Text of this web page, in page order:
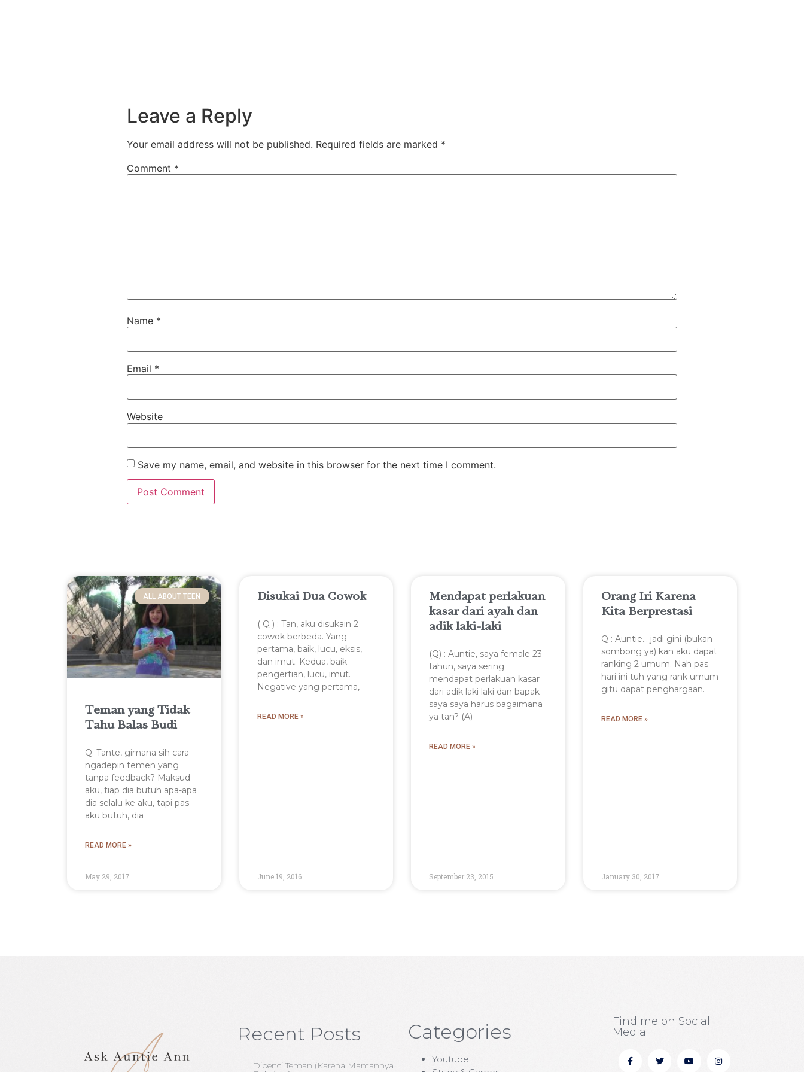
Leave a Reply
Your email address will not be published. Required fields are marked *
Comment *
Name *
Email *
Website
Save my name, email, and website in this browser for the next time I comment.
ALL ABOUT TEEN
Teman yang Tidak
Tahu Balas Budi
Q: Tante, gimana sih cara
ngadepin temen yang
tanpa feedback? Maksud
aku, tiap dia butuh apa-apa
dia selalu ke aku, tapi pas
aku butuh, dia
READ MORE »
May 29, 2017
Disukai Dua Cowok
( Q ) : Tan, aku disukain 2
cowok berbeda. Yang
pertama, baik, lucu, eksis,
dan imut. Kedua, baik
pengertian, lucu, imut.
Negative yang pertama,
READ MORE »
June 19, 2016
Mendapat perlakuan
kasar dari ayah dan
adik laki-laki
(Q) : Auntie, saya female 23
tahun, saya sering
mendapat perlakuan kasar
dari adik laki laki dan bapak
saya saya harus bagaimana
ya tan? (A)
READ MORE »
September 23, 2015
Orang Iri Karena
Kita Berprestasi
Q : Auntie… jadi gini (bukan
sombong ya) kan aku dapat
ranking 2 umum. Nah pas
hari ini tuh yang rank umum
gitu dapat penghargaan.
READ MORE »
January 30, 2017
Recent Posts
Dibenci Teman (Karena Mantannya
Categories
Youtube
Find me on Social
Media